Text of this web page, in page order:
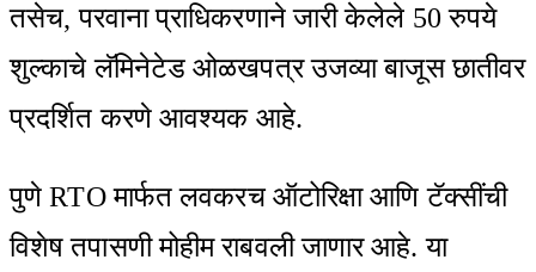
तसेच, परवाना प्राधिकरणाने जारी केलेले 50 रुपये
शुल्काचे लॅमिनेटेड ओळखपत्र उजव्या बाजूस छातीवर
प्रदर्शित करणे आवश्यक आहे.
पुणे RTO मार्फत लवकरच ऑटोरिक्षा आणि टॅक्सींची
विशेष तपासणी मोहीम राबवली जाणार आहे. या